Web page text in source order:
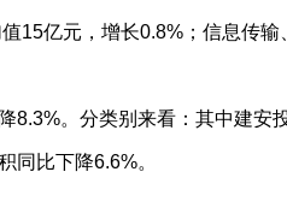
15亿元，增长0.8%；信息传
8.3%。分类别来看：其中建
同比下降6.6%。